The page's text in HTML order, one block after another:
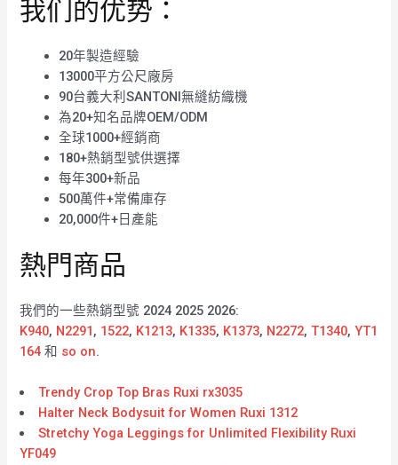
我们的优势：
20年製造經驗
13000平方公尺廠房
90台義大利SANTONI無縫紡織機
為20+知名品牌OEM/ODM
全球1000+經銷商
180+熱銷型號供選擇
每年300+新品
500萬件+常備庫存
20,000件+日產能
熱門商品
我們的一些熱銷型號 2024 2025 2026:
K940, N2291, 1522, K1213, K1335, K1373, N2272,T1340,YT1
164 和 so on.
Trendy Crop Top Bras Ruxi rx3035
Halter Neck Bodysuit for Women Ruxi 1312
Stretchy Yoga Leggings for Unlimited Flexibility Ruxi
YF049